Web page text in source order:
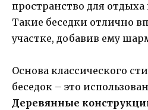
пространство для отдыха
Такие беседки отлично
участке, добавив ему
Основа классического
беседок – это
Деревянные